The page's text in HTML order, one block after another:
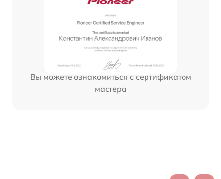
Вы можете ознакомиться с сертификатом
мастера